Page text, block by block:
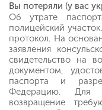
Вы потеряли (у вас
Об утрате
полицейский
протокол. На
заявления
свидетельство на
документом,
паспорта и
Федерацию. Для
возвращение